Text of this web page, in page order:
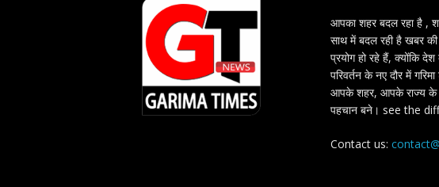
आपका शहर बदल रहा है ,
साथ में बदल रही है खबर
प्रयोग हो रहे हैं, क्योंकि
परिवर्तन के नए दौर में
आपके शहर, आपके राज्य के
पहचान बने। see the
Contact us: